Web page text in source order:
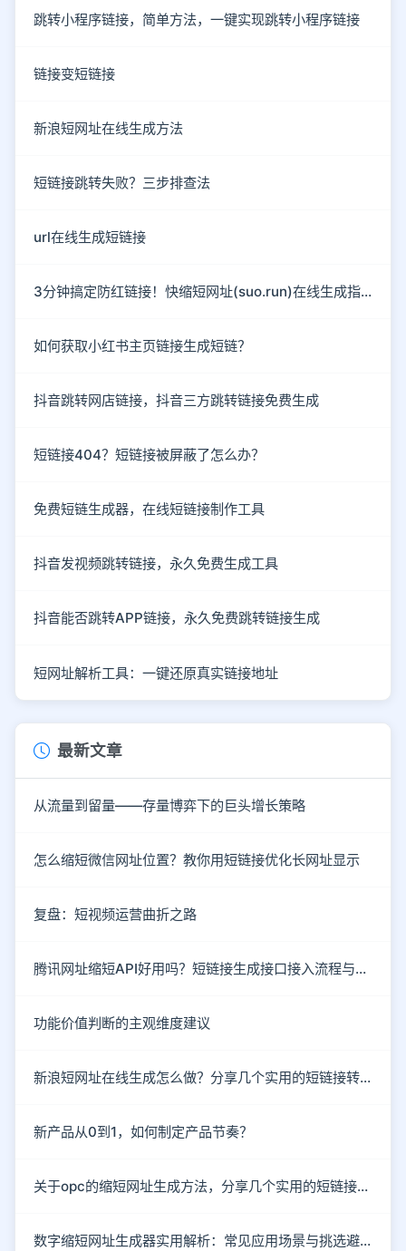
跳转小程序链接，简单方法，一键实现跳转小程序链接
链接变短链接
新浪短网址在线生成方法
短链接跳转失败？三步排查法
url在线生成短链接
3分钟搞定防红链接！快缩短网址(suo.run)在线生成指南
如何获取小红书主页链接生成短链？
抖音跳转网店链接，抖音三方跳转链接免费生成
短链接404？短链接被屏蔽了怎么办？
免费短链生成器，在线短链接制作工具
抖音发视频跳转链接，永久免费生成工具
抖音能否跳转APP链接，永久免费跳转链接生成
短网址解析工具：一键还原真实链接地址
最新文章
从流量到留量——存量博弈下的巨头增长策略
怎么缩短微信网址位置？教你用短链接优化长网址显示
复盘：短视频运营曲折之路
腾讯网址缩短API好用吗？短链接生成接口接入流程与防封技巧
功能价值判断的主观维度建议
新浪短网址在线生成怎么做？分享几个实用的短链接转换技巧
新产品从0到1，如何制定产品节奏？
关于opc的缩短网址生成方法，分享几个实用的短链接工具
数字缩短网址生成器实用解析：常见应用场景与挑选避坑指南